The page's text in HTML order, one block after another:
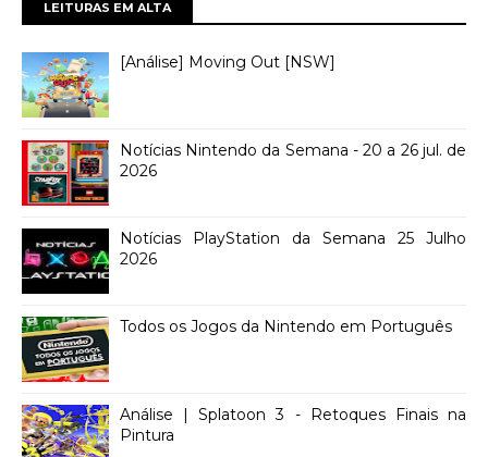
LEITURAS EM ALTA
[Análise] Moving Out [NSW]
Notícias Nintendo da Semana - 20 a 26 jul. de
2026
Notícias PlayStation da Semana 25 Julho
2026
Todos os Jogos da Nintendo em Português
Análise | Splatoon 3 - Retoques Finais na
Pintura